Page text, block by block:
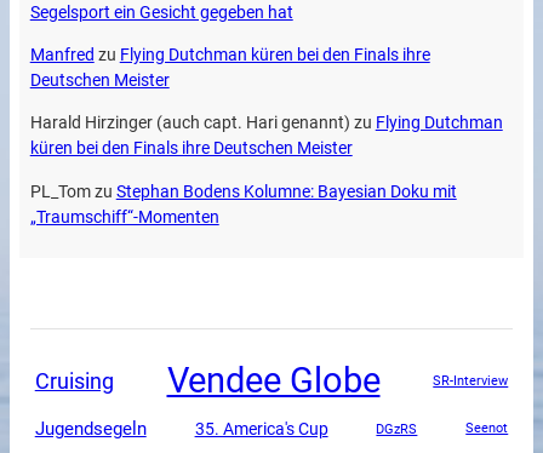
Segelsport ein Gesicht gegeben hat
Manfred zu Flying Dutchman küren bei den Finals ihre
Deutschen Meister
Harald Hirzinger (auch capt. Hari genannt) zu Flying Dutchman
küren bei den Finals ihre Deutschen Meister
PL_Tomzu Stephan Bodens Kolumne: Bayesian Doku mit
„Traumschiff“-Momenten
Cruising Vendee Globe SR-Interview
Jugendsegeln 35. America's Cup DGzRS Seenot